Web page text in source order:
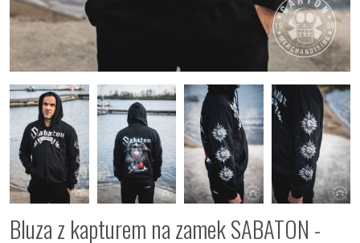
Bluza z kapturem na zamek SABATON -